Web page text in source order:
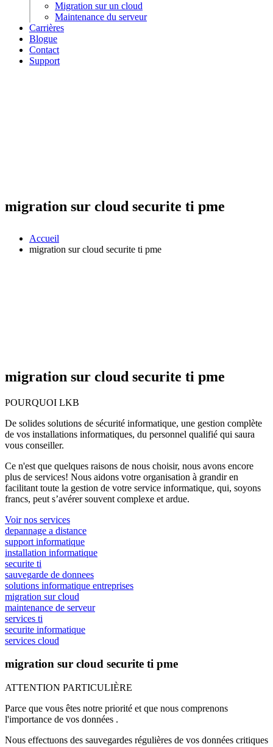
Migration sur un cloud
Maintenance du serveur
Carrières
Blogue
Contact
Support
migration sur cloud securite ti pme
Accueil
migration sur cloud securite ti pme
migration sur cloud securite ti pme
POURQUOI LKB
De solides solutions de sécurité informatique, une gestion complète
de vos installations informatiques, du personnel qualifié qui saura
vous conseiller.
Ce n'est que quelques raisons de nous choisir, nous avons encore
plus de services! Nous aidons votre organisation à grandir en
facilitant toute la gestion de votre service informatique, qui, soyons
francs, peut s’avérer souvent complexe et ardue.
Voir nos services
depannage a distance
support informatique
installation informatique
securite ti
sauvegarde de donnees
solutions informatique entreprises
migration sur cloud
maintenance de serveur
services ti
securite informatique
services cloud
migration sur cloud securite ti pme
ATTENTION PARTICULIÈRE
Parce que vous êtes notre priorité et que nous comprenons
l'importance de vos données .
Nous effectuons des sauvegardes régulières de vos données critiques